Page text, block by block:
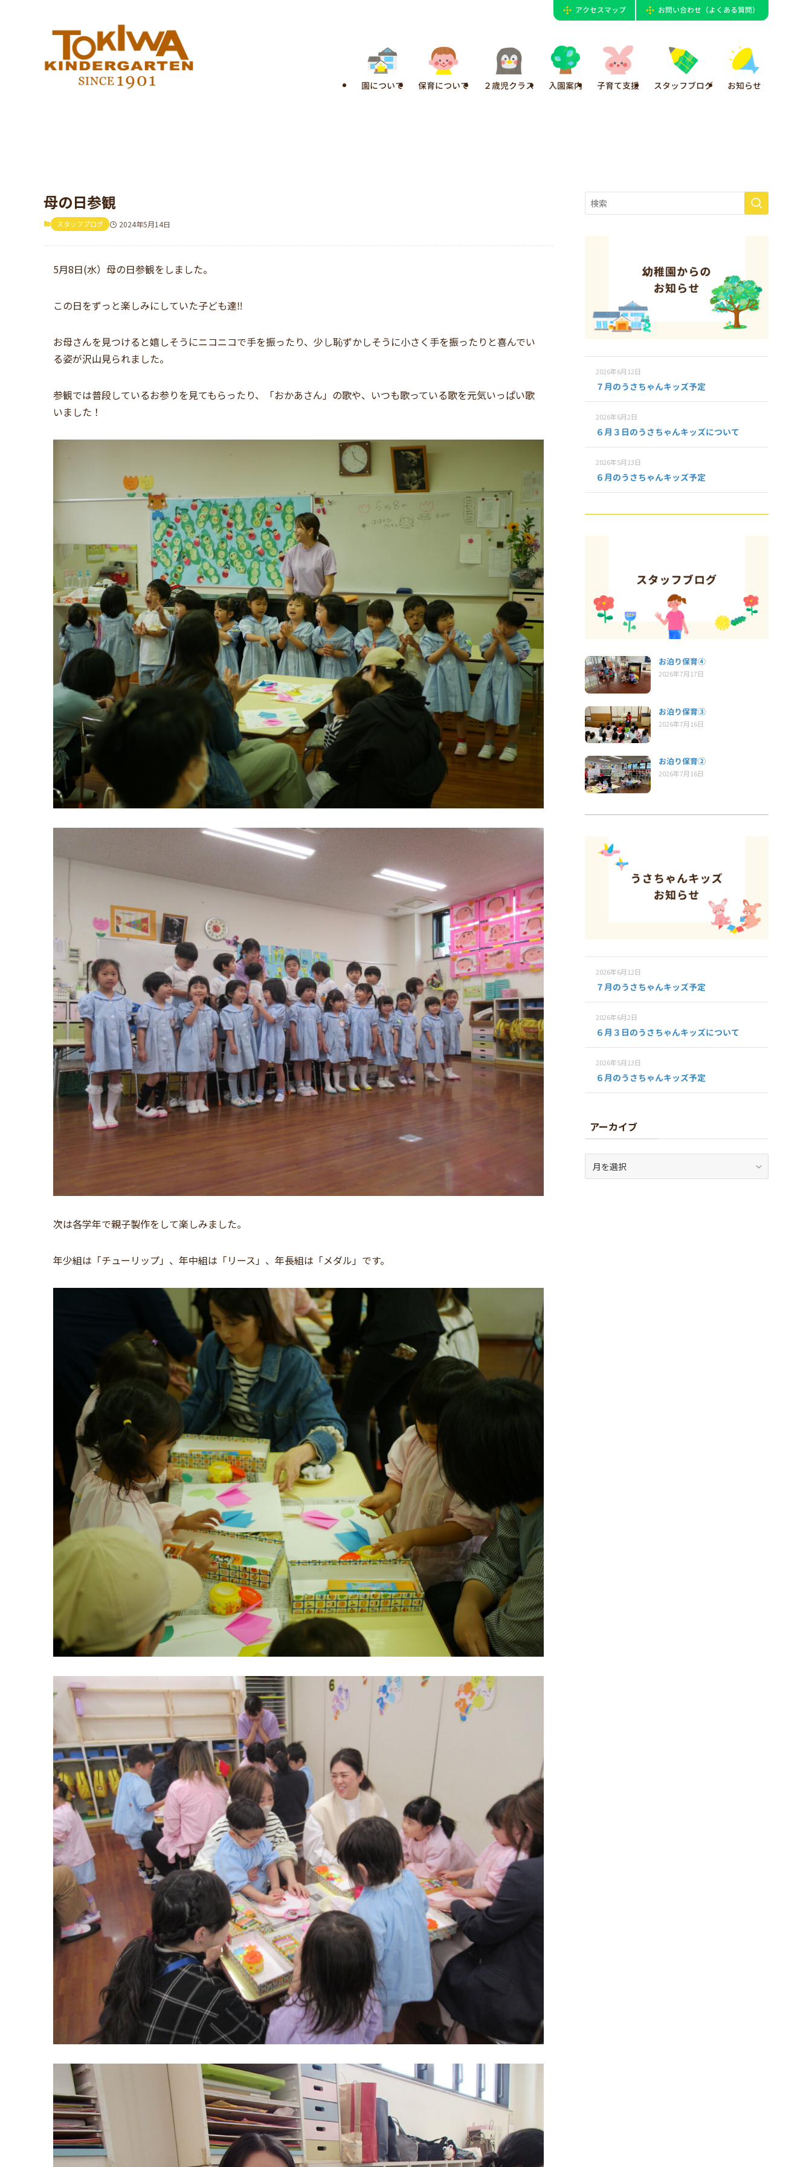
園について 保育について ２歳児クラス 入園案内 子育て支援 スタッフブログ お知らせ
アクセスマップ お問い合わせ（よくある質問）
母の日参観
スタッフブログ 2024年5月14日
5月8日(水）母の日参観をしました。
この日をずっと楽しみにしていた子ども達‼
お母さんを見つけると嬉しそうにニコニコで手を振ったり、少し恥ずかしそうに小さく手を振ったりと喜んでい
る姿が沢山見られました。
参観では普段しているお参りを見てもらったり、「おかあさん」の歌や、いつも歌っている歌を元気いっぱい歌
いました！
次は各学年で親子製作をして楽しみました。
年少組は「チューリップ」、年中組は「リース」、年長組は「メダル」です。
2026年6月12日
７月のうさちゃんキッズ予定
2026年6月2日
６月３日のうさちゃんキッズについて
2026年5月13日
６月のうさちゃんキッズ予定
お泊り保育④
2026年7月17日
お泊り保育③
2026年7月16日
お泊り保育②
2026年7月16日
2026年6月12日
７月のうさちゃんキッズ予定
2026年6月2日
６月３日のうさちゃんキッズについて
2026年5月13日
６月のうさちゃんキッズ予定
アーカイブ